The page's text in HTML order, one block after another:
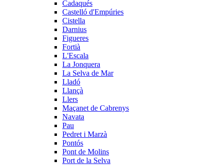
Cadaqués
Castelló d'Empúries
Cistella
Darnius
Figueres
Fortià
L'Escala
La Jonquera
La Selva de Mar
Lladó
Llançà
Llers
Maçanet de Cabrenys
Navata
Pau
Pedret i Marzà
Pontós
Pont de Molins
Port de la Selva